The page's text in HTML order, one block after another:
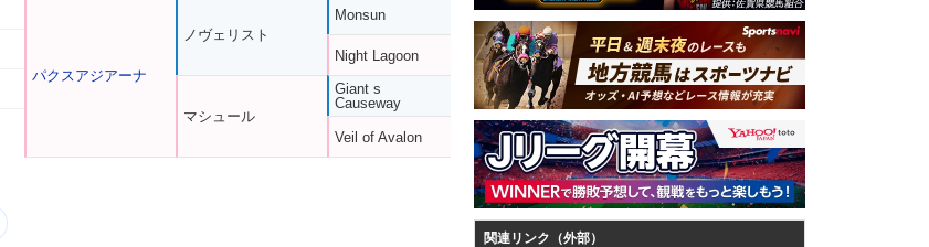
パクスアジアーナ
ノヴェリスト
マシュール
Monsun
Night Lagoon
Giant s
Causeway
Veil of Avalon
関連リンク（外部）